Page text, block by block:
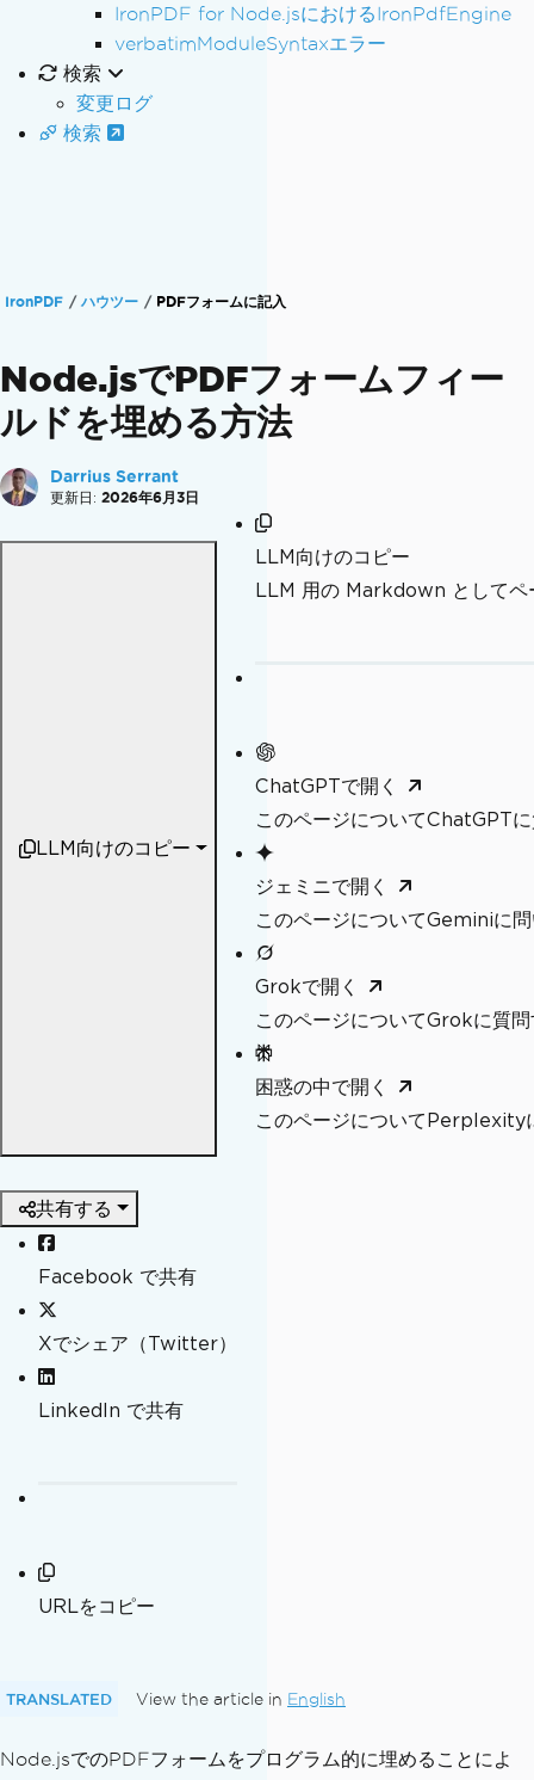
IronPDF for Node.jsにおけるIronPdfEngine
verbatimModuleSyntaxエラー
検索
変更ログ
検索
IronPDF ハウツー PDFフォームに記入
Node.jsでPDFフォームフィー
ルドを埋める方法
Darrius Serrant
更新日: 2026年6月3日
LLM向けのコピー
LLM向けのコピー
LLM 用の Markdown としてペ
ChatGPTで開く
このページについてChatGPT
ジェミニで開く
このページについてGeminiに
Grokで開く
このページについてGrokに質
困惑の中で開く
このページについてPerplexity
共有する
Facebook で共有
Xでシェア（Twitter）
LinkedIn で共有
URLをコピー
TRANSLATED View the article in English
Node.jsでのPDFフォームをプログラム的に埋めることによ